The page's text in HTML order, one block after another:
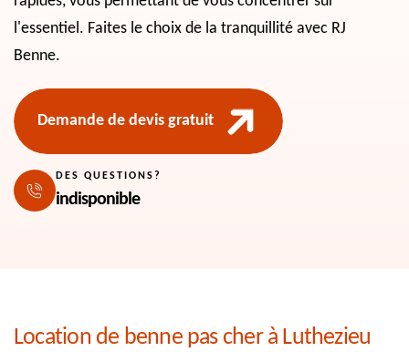
l'essentiel. Faites le choix de la tranquillité avec RJ
Benne.
Demande de devis gratuit
DES QUESTIONS?
indisponible
Location de benne pas cher à Luthezieu